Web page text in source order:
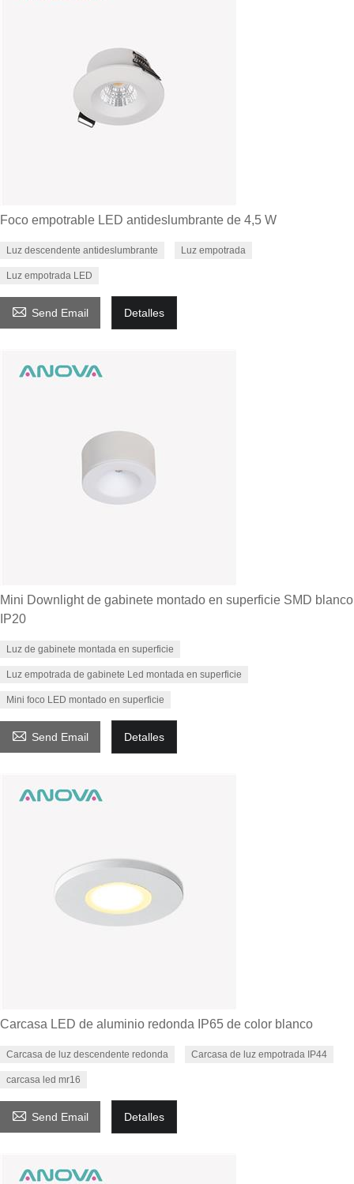
Foco empotrable LED antideslumbrante de 4,5 W
Luz descendente antideslumbrante Luz empotrada
Luz empotrada LED
 Send Email Detalles
Mini Downlight de gabinete montado en superficie SMD blanco
IP20
Luz de gabinete montada en superficie
Luz empotrada de gabinete Led montada en superficie
Mini foco LED montado en superficie
 Send Email Detalles
Carcasa LED de aluminio redonda IP65 de color blanco
Carcasa de luz descendente redonda Carcasa de luz empotrada IP44
carcasa led mr16
 Send Email Detalles